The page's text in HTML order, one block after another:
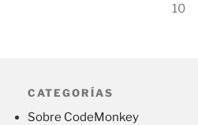
10
CATEGORÍAS
Sobre CodeMonkey